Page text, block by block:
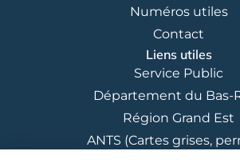
Numéros utiles
Contact
Liens utiles
Service Public
Département du Bas-
Région Grand Est
ANTS (Cartes grises,